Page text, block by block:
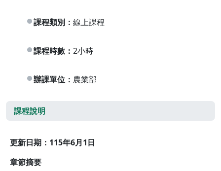
課程類別： 線上課程
課程時數： 2小時
辦課單位： 農業部
課程說明
更新日期：115年6月1日
章節摘要